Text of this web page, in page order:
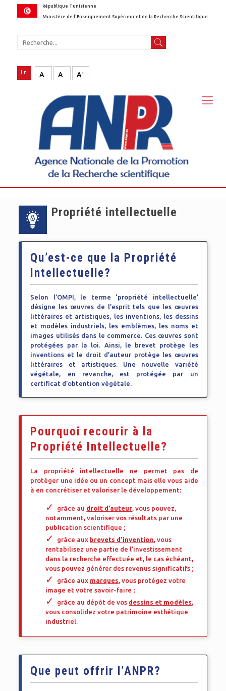
République Tunisienne
Ministère de l'Enseignement Supérieur et de la Recherche Scientifique
A- A A+
Propriété intellectuelle
Qu’est-ce que a Propriété
Intellectuelle?
Selon l’OMPI, le terme ‘propriété intellectuelle’
désigne les œuvres de l’esprit tels que les œuvres
littéraires et artistiques, les inventions, les dessins
et modèles industriels, les emblèmes, les noms et
images utilisés dans le commerce. Ces œuvres sont
protégées par la loi. Ainsi, le brevet protège les
inventions et le droit d’auteur protège les œuvres
littéraires et artistiques. Une nouvelle variété
végétale, en revanche, est protégée par un
certificat d’obtention végétale.
Pourquoi recourir à la
Propriété Intellectuelle?
La propriété intellectuelle ne permet pas de
protéger une idée ou un concept mais elle vous aide
à en concrétiser et valoriser le développement:
grâce au droit d’auteur, vous pouvez,
notamment, valoriser vos résultats par une
publication scientifique ;
grâce aux brevets d’invention, vous
rentabilisez une partie de l’investissement
dans la recherche effectuée et, le cas échéant,
vous pouvez générer des revenus significatifs ;
grâce aux marques, vous protégez votre
image et votre savoir-faire ;
grâce au dépôt de vos dessins et modèles,
vous consolidez votre patrimoine esthétique
industriel.
Que peut offrir l’ANPR?